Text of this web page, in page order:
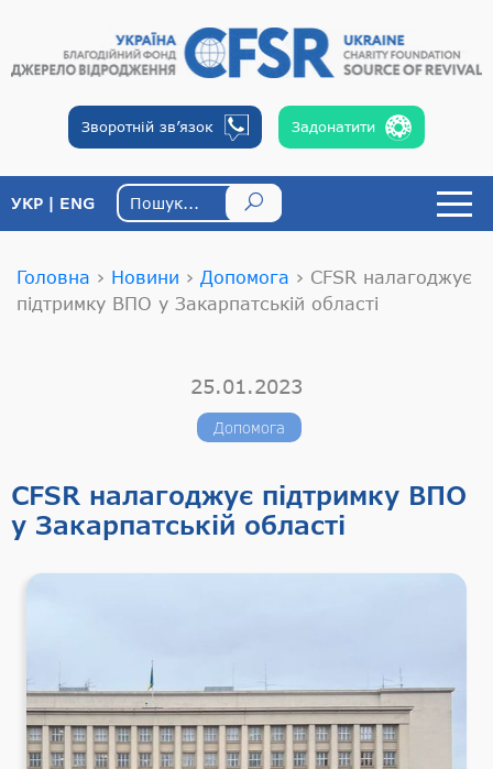
Зворотній зв’язок Задонатити
УКР ENG
Головна › Новини › Допомога › CFSR налагоджує
підтримку ВПО у Закарпатській області
25.01.2023
Допомога
CFSR налагоджує підтримку ВПО
у Закарпатській області